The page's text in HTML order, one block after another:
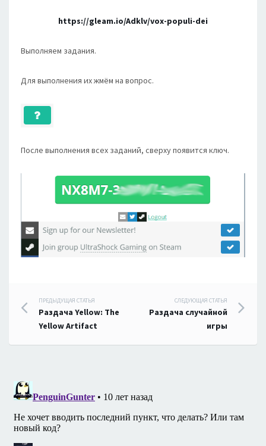
https://gleam.io/Adklv/vox-populi-dei
Выполняем задания.
Для выполнения их жмём на вопрос.
После выполнения всех заданий, сверху появится ключ.
Навигация
по
записям
ПРЕДЫДУЩАЯ СТАТЬЯ
Раздача Yellow: The
Yellow Artifact
СЛЕДУЮЩАЯ СТАТЬЯ
Раздача случайной
игры